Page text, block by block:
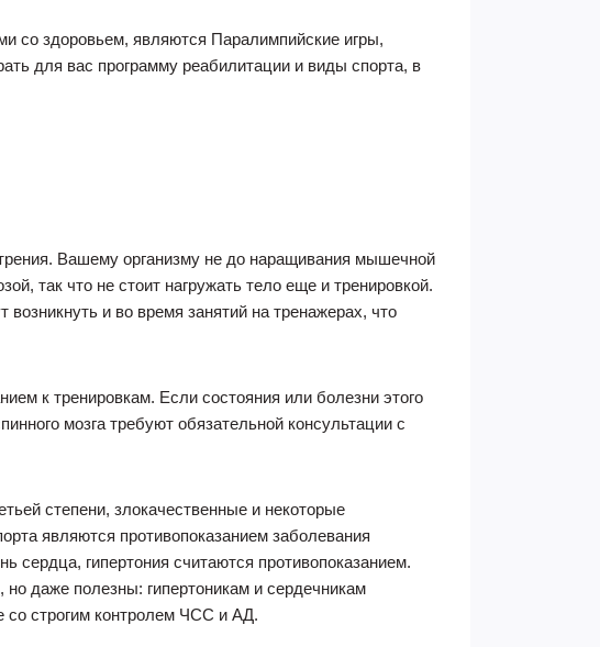
со здоровьем, являются Паралимпийские игры,
для вас программу реабилитации и виды спорта, в
Вашему организму не до наращивания мышечной
так что не стоит нагружать тело еще и тренировкой.
и во время занятий на тренажерах, что
к тренировкам. Если состояния или болезни этого
мозга требуют обязательной консультации с
степени, злокачественные и некоторые
являются противопоказанием заболевания
сердца, гипертония считаются противопоказанием.
даже полезны: гипертоникам и сердечникам
со строгим контролем ЧСС и АД.